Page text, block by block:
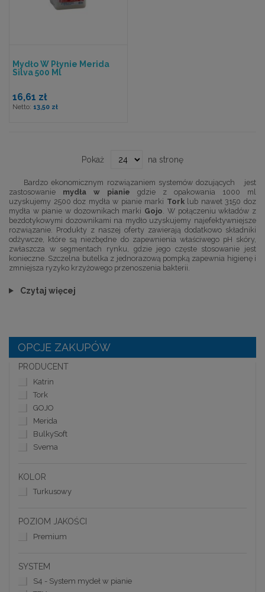
Mydło W Płynie Merida
Silva 500 Ml
16,61 zł
13,50 zł
Pokaż na stronę
Bardzo ekonomicznym rozwiązaniem systemów dozujących jest
zastosowanie mydła w pianie gdzie z opakowania 1000 ml
uzyskujemy 2500 doz mydła w pianie marki Torklub nawet 3150 doz
mydła w pianie w dozownikach marki Gojo. W połączeniu wkładów z
bezdotykowymi dozownikami na mydło uzyskujemy najefektywniejsze
rozwiązanie. Produkty z naszej oferty zawierają dodatkowo składniki
odżywcze, które są niezbędne do zapewnienia właściwego pH skóry,
zwłaszcza w segmentach rynku, gdzie jego częste stosowanie jest
konieczne. Szczelna butelka z jednorazową pompką zapewnia higienę i
zmniejsza ryzyko krzyżowego przenoszenia bakterii.
Czytaj więcej
OPCJE ZAKUPÓW
PRODUCENT
Katrin
Tork
GOJO
Merida
BulkySoft
Svema
KOLOR
Turkusowy
POZIOM JAKOŚCI
Premium
SYSTEM
S4 - System mydeł w pianie